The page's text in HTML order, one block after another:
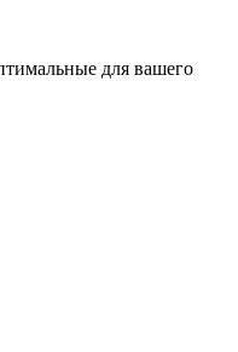
для вашего